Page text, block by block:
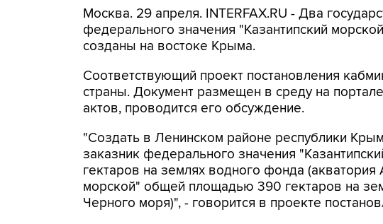
Москва. 29 апреля. INTERFAX.RU - Два
федерального значения "Казантипский
созданы на востоке Крыма.
Соответствующий проект постановления
страны. Документ размещен в среду на
актов, проводится его обсуждение.
"Создать в Ленинском районе республики
заказник федерального значения
гектаров на землях водного фонда (акватория
морской" общей площадью 390 гектаров на
Черного моря)", - говорится в проекте